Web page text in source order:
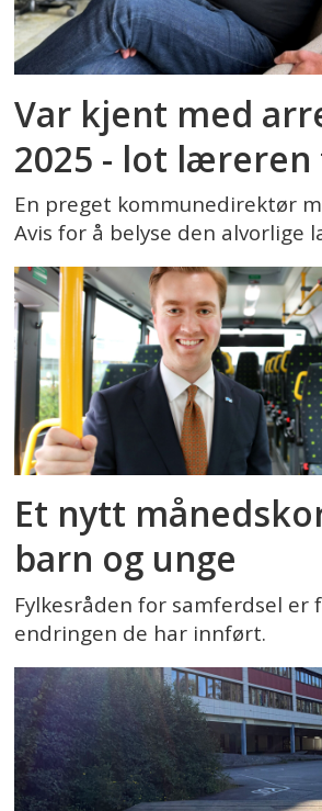
Var kjent med
2025 - lot
En preget kommunedirektør
Avis for å belyse den alvorlige
Et nytt
barn og unge
Fylkesråden for samferdsel er
endringen de har innført.